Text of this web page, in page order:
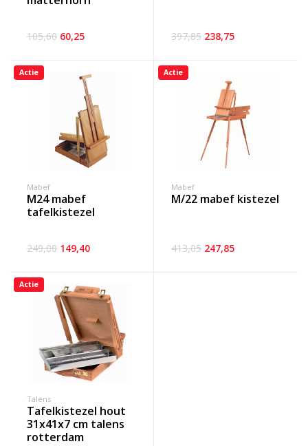
105,60 60,25 397,85 238,75
Actie
Mabef
m24 mabef
tafelkistezel
249,00 149,40
Actie
Mabef
m/22 mabef kistezel
413,05 247,85
Actie
Talens
tafelkistezel hout
31x41x7 cm talens
rotterdam